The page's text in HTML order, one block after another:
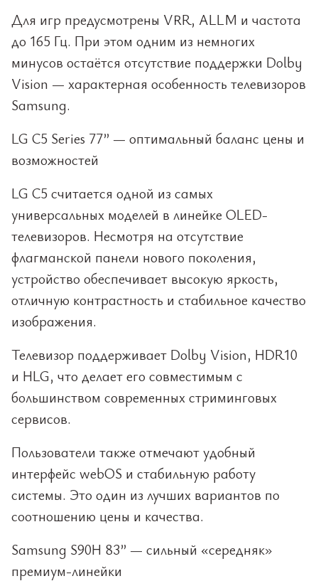
Для игр предусмотрены VRR, ALLM и частота
до 165 Гц. При этом одним из немногих
минусов остаётся отсутствие поддержки Dolby
Vision — характерная особенность телевизоров
Samsung.
LG C5 Series 77” — оптимальный баланс цены и
возможностей
LG C5 считается одной из самых
универсальных моделей в линейке OLED-
телевизоров. Несмотря на отсутствие
флагманской панели нового поколения,
устройство обеспечивает высокую яркость,
отличную контрастность и стабильное качество
изображения.
Телевизор поддерживает Dolby Vision, HDR10
и HLG, что делает его совместимым с
большинством современных стриминговых
сервисов.
Пользователи также отмечают удобный
интерфейс webOS и стабильную работу
системы. Это один из лучших вариантов по
соотношению цены и качества.
Samsung S90H 83” — сильный «середняк»
премиум-линейки